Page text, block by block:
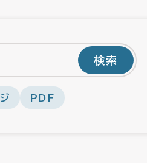
検索
PDF